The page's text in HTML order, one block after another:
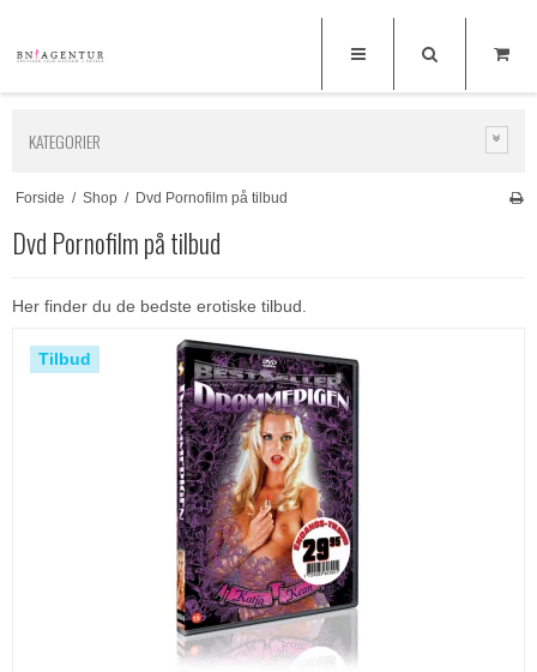
KATEGORIER
Forside / Shop / Dvd Pornofilm på tilbud
Dvd Pornofilm på tilbud
Her finder du de bedste erotiske tilbud.
Tilbud